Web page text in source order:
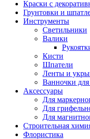
Краски с
Грунтовки и
Инструменты
Светильники
Валики
Кисти
Шпатели
Ленты и
Ванночки для
Аксессуары
Для
Для
Для
Строительная
Флористика